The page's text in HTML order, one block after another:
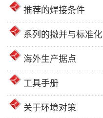
推荐的焊接条件
系列的撤并与标准化
海外生产据点
工具手册
关于环境对策